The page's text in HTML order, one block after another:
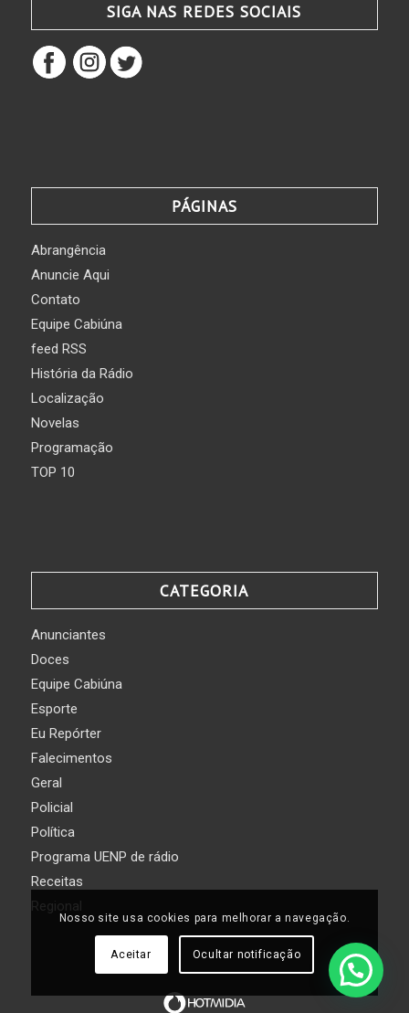
SIGA NAS REDES SOCIAIS
PÁGINAS
Abrangência
Anuncie Aqui
Contato
Equipe Cabiúna
feed RSS
História da Rádio
Localização
Novelas
Programação
TOP 10
CATEGORIA
Anunciantes
Doces
Equipe Cabiúna
Esporte
Eu Repórter
Falecimentos
Geral
Policial
Política
Programa UENP de rádio
Receitas
Regional
Nosso site usa cookies para melhorar a navegação.
Aceitar Ocultar notificação